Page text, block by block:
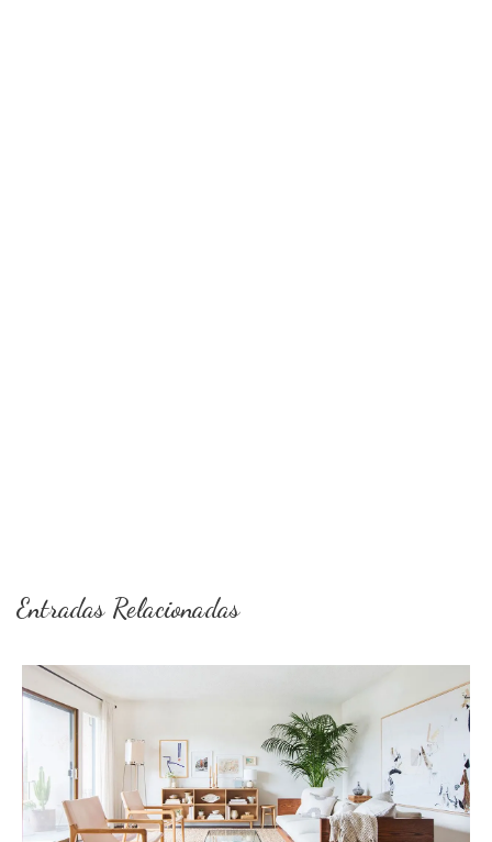
Entradas Relacionadas